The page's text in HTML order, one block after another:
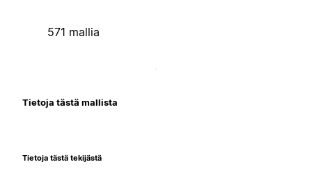
571 mallia
Tietoja tästä mallista
Tietoja tästä tekijästä